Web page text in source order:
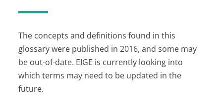
The concepts and definitions found in this
glossary were published in 2016, and some may
be out-of-date. EIGE is currently looking into
which terms may need to be updated in the
future.